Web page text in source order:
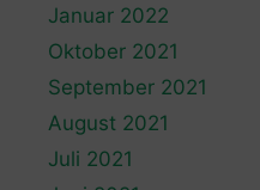
Januar 2022
Oktober 2021
September 2021
August 2021
Juli 2021